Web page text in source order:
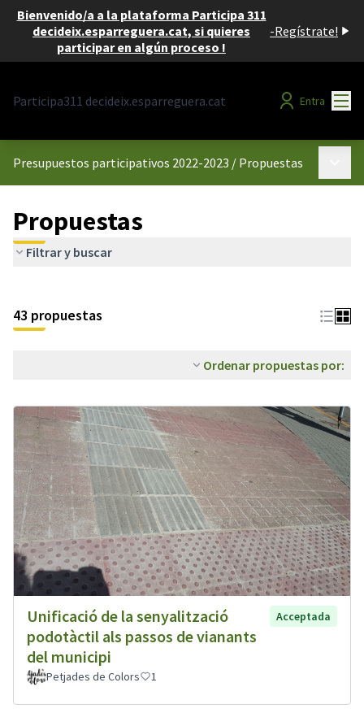
Bienvenido/a a la plataforma Participa 311
decideix.esparreguera.cat, si quieres
participar en algún proceso !
-Regístrate!
Participa311 decideix.esparreguera.cat Entra
Presupuestos participativos 2022-2023 / Propuestas
Propuestas
Filtrar y buscar
43 propuestas
Ordenar propuestas por:
Unificació de la senyalització
podotàctil als passos de vianants
del municipi
Acceptada
Petjades de Colors 1